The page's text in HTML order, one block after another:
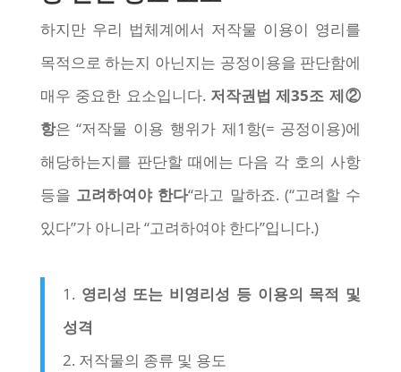
하지만 우리 법체계에서 저작물 이용이 영리를
목적으로 하는지 아닌지는 공정이용을 판단함에
매우 중요한 요소입니다. 저작권법 제35조 제②
항은 “저작물 이용 행위가 제1항(= 공정이용)에
해당하는지를 판단할 때에는 다음 각 호의 사항
등을 고려하여야 한다“라고 말하죠. (“고려할 수
있다”가 아니라 “고려하여야 한다”입니다.)
1. 영리성 또는 비영리성 등 이용의 목적 및
성격
2. 저작물의 종류 및 용도